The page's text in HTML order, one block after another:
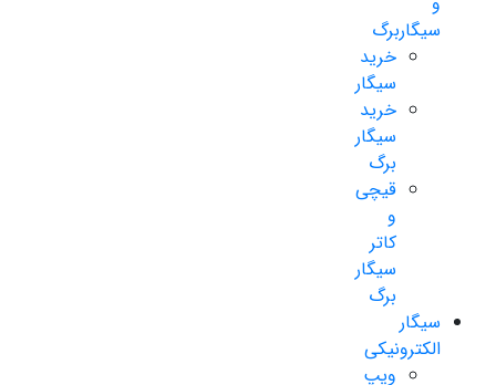
سیگاربرگ
خرید
سیگار
خرید
سیگار
برگ
قیچی
و
کاتر
سیگار
برگ
سیگار
الکترونیکی
ویپ